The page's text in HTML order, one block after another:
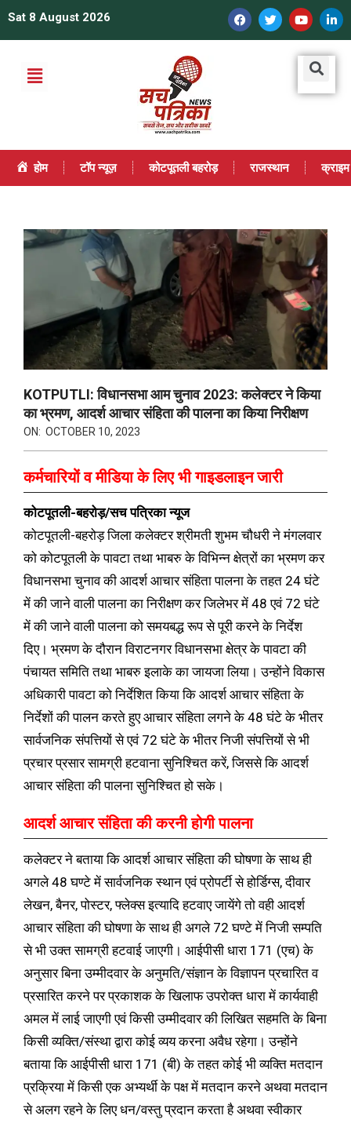
Sat 8 August 2026
होम टॉप न्यूज़ कोटपूतली बहरोड़ राजस्थान क्राइम
KOTPUTLI: विधानसभा आम चुनाव 2023: कलेक्टर ने किया
का भ्रमण, आदर्श आचार संहिता की पालना का किया निरीक्षण
ON: OCTOBER 10, 2023
कर्मचारियों व मीडिया के लिए भी गाइडलाइन जारी
कोटपूतली-बहरोड़/सच पत्रिका न्यूज
कोटपूतली-बहरोड़ जिला कलेक्टर श्रीमती शुभम चौधरी ने मंगलवार
को कोटपूतली के पावटा तथा भाबरु के विभिन्न क्षेत्रों का भ्रमण कर
विधानसभा चुनाव की आदर्श आचार संहिता पालना के तहत 24 घंटे
में की जाने वाली पालना का निरीक्षण कर जिलेभर में 48 एवं 72 घंटे
में की जाने वाली पालना को समयबद्ध रूप से पूरी करने के निर्देश
दिए। भ्रमण के दौरान विराटनगर विधानसभा क्षेत्र के पावटा की
पंचायत समिति तथा भाबरु इलाके का जायजा लिया। उन्होंने विकास
अधिकारी पावटा को निर्देशित किया कि आदर्श आचार संहिता के
निर्देशों की पालन करते हुए आचार संहिता लगने के 48 घंटे के भीतर
सार्वजनिक संपत्तियों से एवं 72 घंटे के भीतर निजी संपत्तियों से भी
प्रचार प्रसार सामग्री हटवाना सुनिश्चित करें, जिससे कि आदर्श
आचार संहिता की पालना सुनिश्चित हो सके।
आदर्श आचार संहिता की करनी होगी पालना
कलेक्टर ने बताया कि आदर्श आचार संहिता की घोषणा के साथ ही
अगले 48 घण्टे में सार्वजनिक स्थान एवं प्रोपर्टी से होर्डिग्स, दीवार
लेखन, बैनर, पोस्टर, फ्लेक्स इत्यादि हटवाए जायेंगे तो वही आदर्श
आचार संहिता की घोषणा के साथ ही अगले 72 घण्टे में निजी सम्पति
से भी उक्त सामग्री हटवाई जाएगी। आईपीसी धारा 171 (एच) के
अनुसार बिना उम्मीदवार के अनुमति/संज्ञान के विज्ञापन प्रचारित व
प्रसारित करने पर प्रकाशक के खिलाफ उपरोक्त धारा में कार्यवाही
अमल में लाई जाएगी एवं किसी उम्मीदवार की लिखित सहमति के बिना
किसी व्यक्ति/संस्था द्वारा कोई व्यय करना अवैध रहेगा। उन्होंने
बताया कि आईपीसी धारा 171 (बी) के तहत कोई भी व्यक्ति मतदान
प्रक्रिया में किसी एक अभ्यर्थी के पक्ष में मतदान करने अथवा मतदान
से अलग रहने के लिए धन/वस्तु प्रदान करता है अथवा स्वीकार